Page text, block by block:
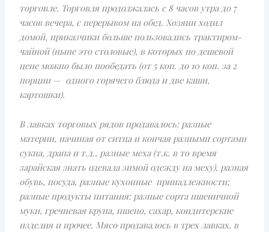
торговле. Торговля продолжалась с 8 часов утра до 7
часов вечера, с перерывом на обед. Хозяин ходил
домой, приказчики больше пользовались трактиром-
чайной (ныне это столовые), в которых по дешевой
цене можно было пообедать (от 5 коп. до 10 коп. за 2
порции — одного горячего блюда и две каши,
картошки).
В лавках торговых рядов продавалось: разные
материи, начиная от ситца и кончая разными сортами
сукна, драпа и т.д., разные меха (т.к. в то время
зарайская знать одевала зимой одежду на меху), разная
обувь, посуда, разные кухонные принадлежности;
разные продукты питания: разные сорта пшеничной
муки, гречневая крупа, пшено, сахар, кондитерские
изделия и прочее. Мясо продавалось в трех лавках, в